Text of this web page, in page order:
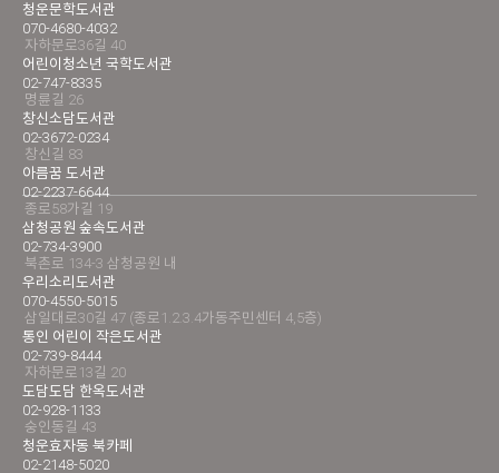
청운문학도서관
070-4680-4032
자하문로36길 40
어린이청소년 국학도서관
02-747-8335
명륜길 26
창신소담도서관
02-3672-0234
창신길 83
아름꿈 도서관
02-2237-6644
종로58가길 19
삼청공원 숲속도서관
02-734-3900
북촌로 134-3 삼청공원 내
우리소리도서관
070-4550-5015
삼일대로30길 47 (종로1.2.3.4가동주민센터 4,5층)
통인 어린이 작은도서관
02-739-8444
자하문로13길 20
도담도담 한옥도서관
02-928-1133
숭인동길 43
청운효자동 북카페
02-2148-5020